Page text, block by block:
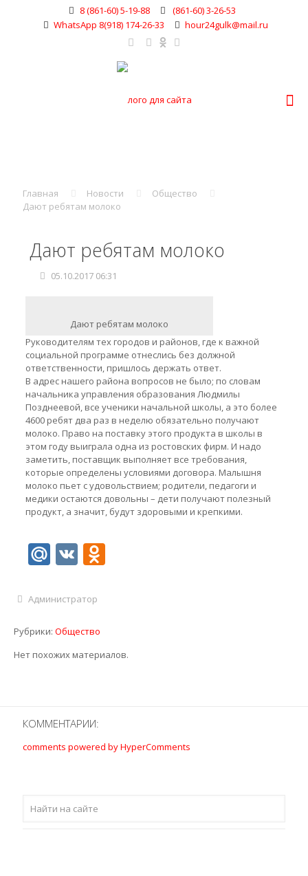
8 (861-60) 5-19-88
(861-60) 3-26-53
WhatsApp 8(918) 174-26-33
hour24gulk@mail.ru
Главная Новости
Общество
Дают ребятам молоко
Дают ребятам молоко
05.10.2017 06:31
Дают ребятам молоко
Руководителям тех городов и районов, где к важной
социальной программе отнеслись без должной
ответственности, пришлось держать ответ.
В адрес нашего района вопросов не было; по словам
начальника управления образования Людмилы
Позднеевой, все ученики начальной школы, а это более
4600 ребят два раз в неделю обязательно получают
молоко. Право на поставку этого продукта в школы в
этом году выиграла одна из ростовских фирм. И надо
заметить, поставщик выполняет все требования,
которые определены условиями договора. Малышня
молоко пьет с удовольствием; родители, педагоги и
медики остаются довольны – дети получают полезный
продукт, а значит, будут здоровыми и крепкими.
Mail.Ru
VKOdnoklassniki
Администратор
Рубрики: Общество
Нет похожих материалов.
КОММЕНТАРИИ:
comments powered by HyperComments